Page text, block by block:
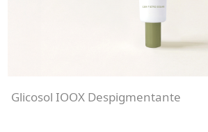
Glicosol IOOX Despigmentante